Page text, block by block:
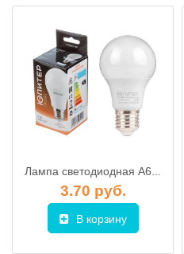
Лампа светодиодная A60 СТАНДАРТ 9 Вт 170-240В E27 4000К ЮПИТЕР ЛЮКС, арт. JP5160-40
3.70 руб.
В корзину